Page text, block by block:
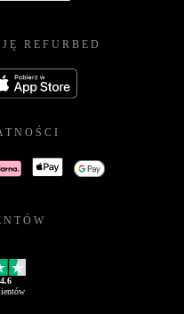
REFURBED
4.6